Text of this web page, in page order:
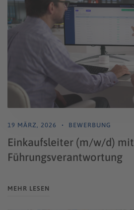
19 MÄRZ, 2026 BEWERBUNG
Einkaufsleiter (m/w/d) mit
Führungsverantwortung
MEHR LESEN